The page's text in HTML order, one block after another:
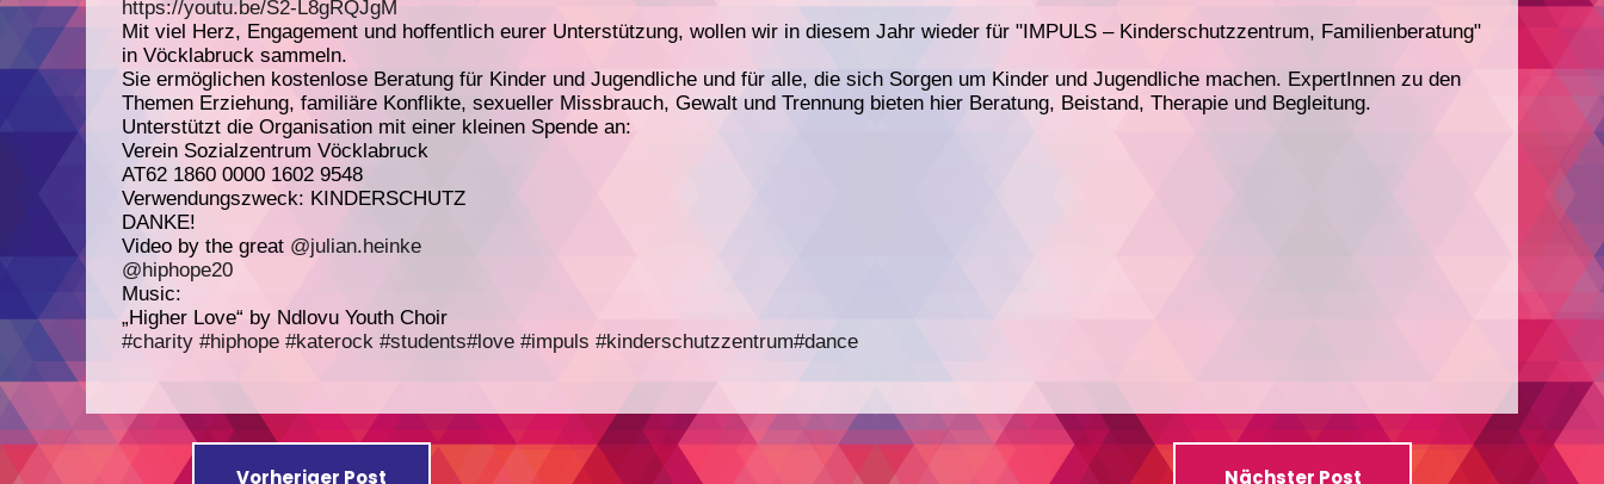
https://youtu.be/S2-L8gRQJgM
Mit viel Herz, Engagement und hoffentlich eurer Unterstützung, wollen wir in diesem Jahr wieder für "IMPULS – Kinderschutzzentrum, Familienberatung"
in Vöcklabruck sammeln.
Sie ermöglichen kostenlose Beratung für Kinder und Jugendliche und für alle, die sich Sorgen um Kinder und Jugendliche machen. ExpertInnen zu den
Themen Erziehung, familiäre Konflikte, sexueller Missbrauch, Gewalt und Trennung bieten hier Beratung, Beistand, Therapie und Begleitung.
Unterstützt die Organisation mit einer kleinen Spende an:
Verein Sozialzentrum Vöcklabruck
AT62 1860 0000 1602 9548
Verwendungszweck: KINDERSCHUTZ
DANKE!
Video by the great @julian.heinke
@hiphope20
Music:
„Higher Love“ by Ndlovu Youth Choir
#charity #hiphope #katerock #students#love #impuls #kinderschutzzentrum#dance
Vorheriger Post Nächster Post